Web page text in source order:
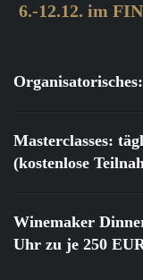
6.-12.12. im
Organisatorisches:
Masterclasses:
(kostenlose
Winemaker
Uhr zu je 250